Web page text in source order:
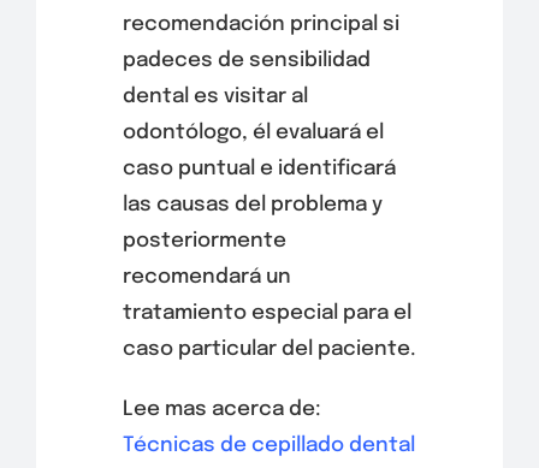
recomendación principal si
padeces de sensibilidad
dental es visitar al
odontólogo, él evaluará el
caso puntual e identificará
las causas del problema y
posteriormente
recomendará un
tratamiento especial para el
caso particular del paciente.
Lee mas acerca de:
Técnicas de cepillado dental